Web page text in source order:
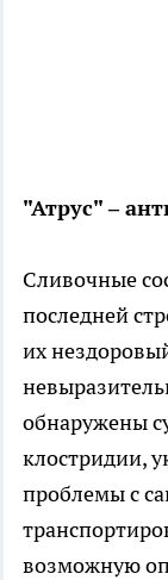
"Атрус" –
Сливочные
последней
их
обнаружены
клостридии,
проблемы с
возможную